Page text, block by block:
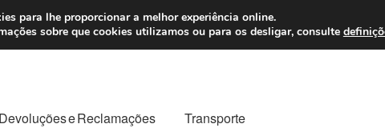
de 7 EUR Seg-
Devoluções e Reclamações Transporte
para lhe proporcionar a melhor experiência online.
sobre que cookies utilizamos ou para os desligar, consulte